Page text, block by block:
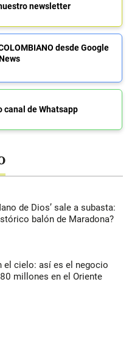
newsletter
desde Google
canal de Whatsapp
de Dios’ sale a subasta:
balón de Maradona?
el cielo: así es el negocio
millones en el Oriente